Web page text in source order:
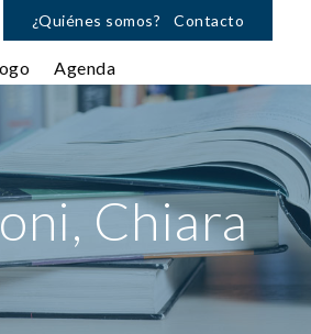
¿Quiénes somos? Contacto
Agenda
Chiara